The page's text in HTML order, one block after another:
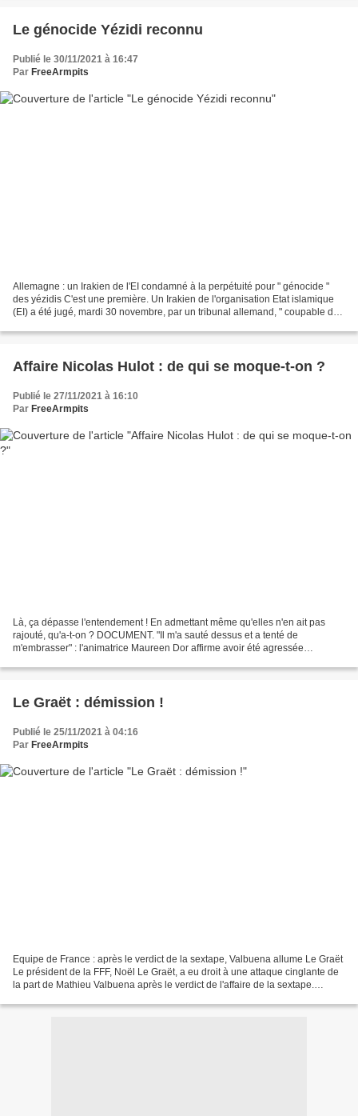
Le génocide Yézidi reconnu
Publié le 30/11/2021 à 16:47
Par FreeArmpits
Allemagne : un Irakien de l'EI condamné à la perpétuité pour " génocide "
des yézidis C'est une première. Un Irakien de l'organisation Etat islamique
(EI) a été jugé, mardi 30 novembre, par un tribunal allemand, " coupable de
Affaire Nicolas Hulot : de qui se moque-t-on ?
Publié le 27/11/2021 à 16:10
Par FreeArmpits
Là, ça dépasse l'entendement ! En admettant même qu'elles n'en ait pas
rajouté, qu'a-t-on ? DOCUMENT. "Il m'a sauté dessus et a tenté de
m'embrasser" : l'animatrice Maureen Dor affirme avoir été agressée
Le Graët : démission !
Publié le 25/11/2021 à 04:16
Par FreeArmpits
Equipe de France : après le verdict de la sextape, Valbuena allume Le Graët
Le président de la FFF, Noël Le Graët, a eu droit à une attaque cinglante de
la part de Mathieu Valbuena après le verdict de l'affaire de la sextape.